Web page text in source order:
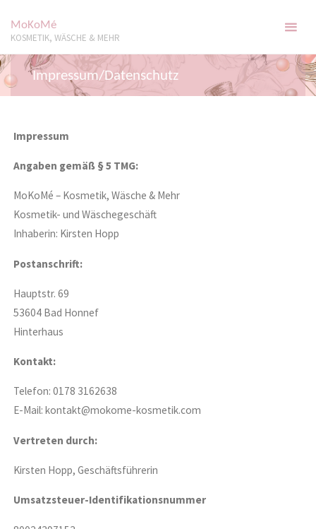
InhaltMoKoMé
KOSMETIK, WÄSCHE & MEHR
Impressum/Datenschutz
Impressum
Angaben gemäß § 5 TMG:
MoKoMé – Kosmetik, Wäsche & Mehr
Kosmetik- und Wäschegeschäft
Inhaberin: Kirsten Hopp
Postanschrift:
Hauptstr. 69
53604 Bad Honnef
Hinterhaus
Kontakt:
Telefon: 0178 3162638
E-Mail: kontakt@mokome-kosmetik.com
Vertreten durch:
Kirsten Hopp, Geschäftsführerin
Umsatzsteuer-Identifikationsnummer